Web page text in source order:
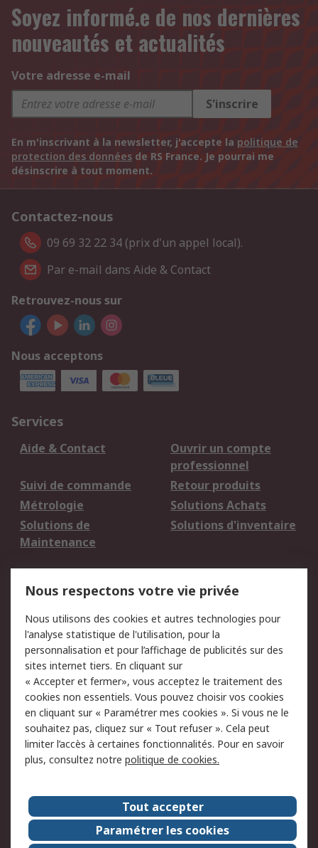
Soyez informé.e de nos dernières
nouveautés et actualités
Votre adresse e-mail
S'inscrire
En m'inscrivant à la newsletter, j'accepte la politique de
protection des données de RS France. Je pourrai me
désinscrire à tout moment.
Contactez-nous
09 69 32 22 34 (prix d'un appel local).
Par e-mail dans Aide & Contact
Retrouvez-nous sur
Nous acceptons
Services
Aide & Contact
Ouvrir un compte
professionnel
Suivi de commande
Retour produits
Métrologie
Solutions Achats
Solutions de
Maintenance
Solutions d'inventaire
du site
Politique de protection
des données - Mise à
jour
Sécurité des E-mails
Conditions générales
de vente
Politique anti-
corruption
Campagnes marketing
A propos de RS
A propos de RS France
Evénements
Le groupe RS Group Plc
Presse
RS dans le monde
Démarche RSE
Nous respectons votre vie privée
Nous utilisons des cookies et autres technologies pour
l'analyse statistique de l'utilisation, pour la
personnalisation et pour l’affichage de publicités sur des
sites internet tiers. En cliquant sur
« Accepter et fermer», vous acceptez le traitement des
cookies non essentiels. Vous pouvez choisir vos cookies
en cliquant sur « Paramétrer mes cookies ». Si vous ne le
souhaitez pas, cliquez sur « Tout refuser ». Cela peut
limiter l’accès à certaines fonctionnalités. Pour en savoir
plus, consultez notre politique de cookies.
Tout accepter
Paramétrer les cookies